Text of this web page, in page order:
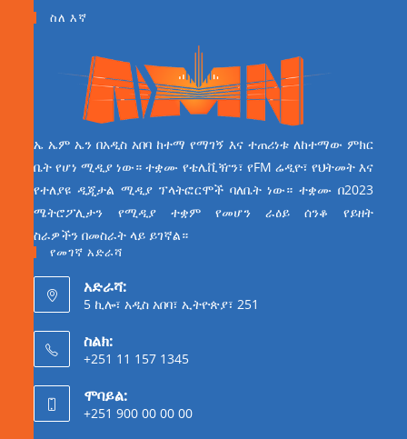
ስለ እኛ
ኤ ኤም ኤን በአዲስ አበባ ከተማ የማገኝ እና ተጠሪነቱ ለከተማው ምክር
ቤት የሆነ ሚዲያ ነው። ተቋሙ የቴሌቪዥን፣ የFM ሬዲዮ፣ የህትመት እና
የተለያዩ ዲጂታል ሚዲያ ፕላትፎርሞች ባለቤት ነው። ተቋሙ በ2023
ሜትሮፖሊታን የሚዲያ ተቋም የመሆን ራዕይ ሰንቆ የይዘት
ስራዎችን በመስራት ላይ ይገኛል።
የመገኛ አድራሻ
አድራሻ:
5 ኪሎ፣ አዲስ አበባ፣ ኢትዮጵያ፣ 251
ስልክ:
+251 11 157 1345
ሞባይል:
+251 900 00 00 00